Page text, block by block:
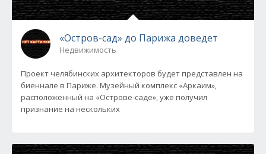
«Остров-сад» до Парижа доведет
Недвижимость
Проект челябинских архитекторов будет представлен на
биеннале в Париже. Музейный комплекс «Аркаим»,
расположенный на «Острове-саде», уже получил
признание на нескольких